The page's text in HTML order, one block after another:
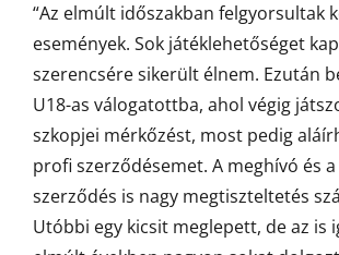
“Az elmúlt időszakban felgyorsultak
események. Sok játéklehetőséget
szerencsére sikerült élnem. Ezután
U18-as válogatottba, ahol végig
szkopjei mérkőzést, most pedig
profi szerződésemet. A meghívó és
szerződés is nagy megtiszteltetés
Utóbbi egy kicsit meglepett, de az is